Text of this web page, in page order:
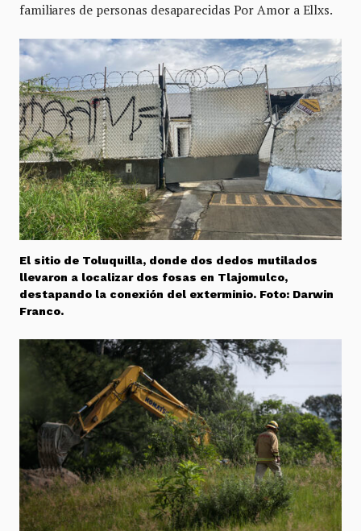
familiares de personas desaparecidas Por Amor a Ellxs.
El sitio de Toluquilla, donde dos dedos mutilados
llevaron a localizar dos fosas en Tlajomulco,
destapando la conexión del exterminio. Foto: Darwin
Franco.